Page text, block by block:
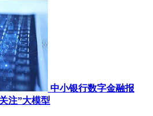
中小银行数字金融报
注”大模型